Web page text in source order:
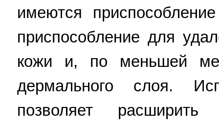
имеются
приспособление для
кожи и, по меньшей
дермального слоя.
позволяет